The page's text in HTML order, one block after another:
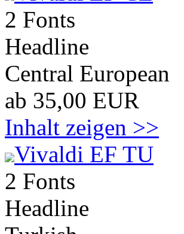
2 Fonts
Headline
Central European
ab 35,00 EUR
Inhalt zeigen >>
Vivaldi EF TU
2 Fonts
Headline